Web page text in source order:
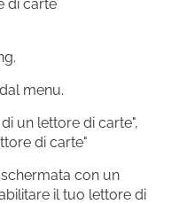
di carte
menu.
un lettore di carte",
di carte"
con un
il tuo lettore di